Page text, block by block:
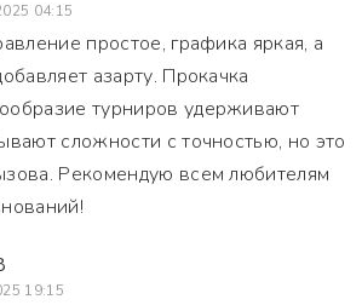
04:15
простое, графика яркая, а
азарту. Прокачка
турниров удерживают
сложности с точностью, но это
Рекомендую всем любителям
19:15